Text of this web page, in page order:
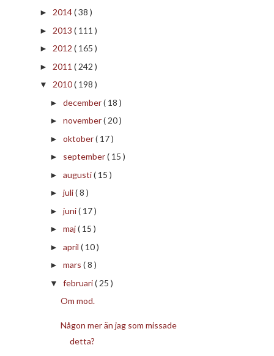
► 2014( 38 )
► 2013 ( 111 )
► 2012 ( 165 )
► 2011 ( 242 )
▼ 2010( 198 )
► december( 18 )
► november( 20 )
► oktober( 17 )
► september( 15 )
► augusti( 15 )
► juli( 8 )
► juni( 17 )
► maj( 15 )
► april ( 10 )
► mars ( 8 )
▼ februari( 25 )
Om mod.
Någon mer än jag som missade
detta?